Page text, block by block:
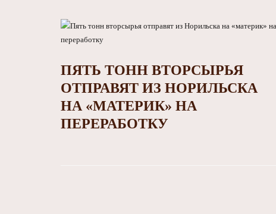
ПЯТЬ ТОНН ВТОРСЫРЬЯ
ОТПРАВЯТ ИЗ НОРИЛЬСКА
НА «МАТЕРИК» НА
ПЕРЕРАБОТКУ